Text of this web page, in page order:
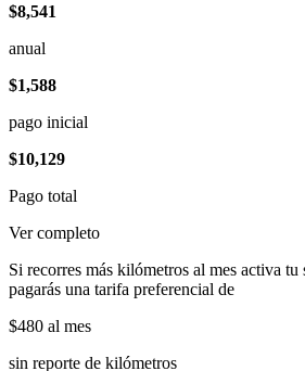
$8,541
anual
$1,588
pago inicial
$10,129
Pago total
Ver completo
Si recorres más kilómetros al mes activa tu
pagarás una tarifa preferencial de
$480 al mes
sin reporte de kilómetros